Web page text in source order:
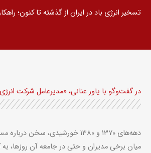
تسخیر انرژی باد در ایران از گذشته تا کنون؛
در گفت‌وگو با یاور عنانی، «مدیرعامل شرکت
دهه‌های ۱۳۷۰ و ۱۳۸۰ خورشیدی، سخن درباره مسائل
میان برخی مدیران و حتی در جامعه آن روزها، به‌